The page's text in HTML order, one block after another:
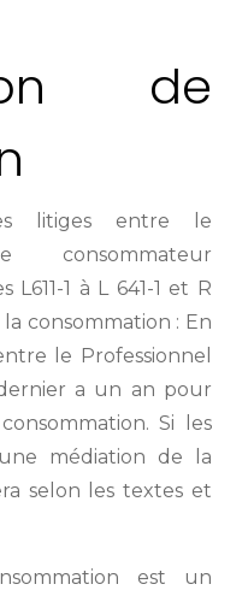
de
litiges entre le
1 à L 641-1 et R
la consommation : En
le Professionnel
a un an pour
Si les
médiation de la
selon les textes et
est un